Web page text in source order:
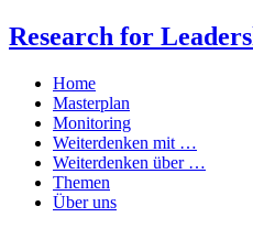
Zum
Inhalt
Research for
Home
Masterplan
Monitoring
Weiterdenken mit …
Weiterdenken über …
Themen
Über uns